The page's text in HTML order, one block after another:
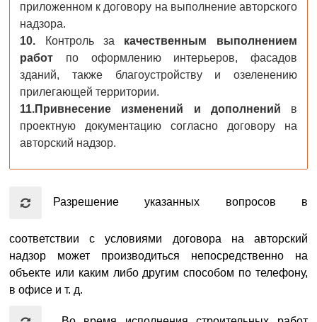
приложенном к договору на выполнение авторского
надзора.
10. Контроль за качественным выполнением
работ по оформлению интерьеров, фасадов
зданий, также благоустройству и озеленению
прилегающей территории.
11.Привнесение изменений и дополнений в
проектную документацию согласно договору на
авторский надзор.
Разрешение указанных вопросов в
соответствии с условиями договора на авторский
надзор может производиться непосредственно на
объекте или каким либо другим способом по телефону,
в офисе и т. д.